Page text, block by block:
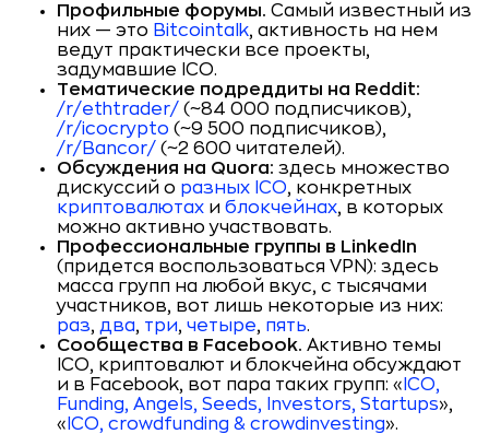
Профильные форумы. Самый известный из
них — это Bitcointalk, активность на нем
ведут практически все проекты,
задумавшие ICO.
Тематические подреддиты на Reddit:
/r/ethtrader/ (~84 000 подписчиков),
/r/icocrypto (~9 500 подписчиков),
/r/Bancor/ (~2 600 читателей).
Обсуждения на Quora: здесь множество
дискуссий о разных ICO, конкретных
криптовалютах и блокчейнах, в которых
можно активно участвовать.
Профессиональные группы в LinkedIn
(придется воспользоваться VPN): здесь
масса групп на любой вкус, с тысячами
участников, вот лишь некоторые из них:
раз, два, три, четыре, пять.
Сообщества в Facebook. Активно темы
ICO, криптовалют и блокчейна обсуждают
и в Facebook, вот пара таких групп: « ICO,
Funding, Angels, Seeds, Investors, Startups»,
« ICO, crowdfunding & crowdinvesting».